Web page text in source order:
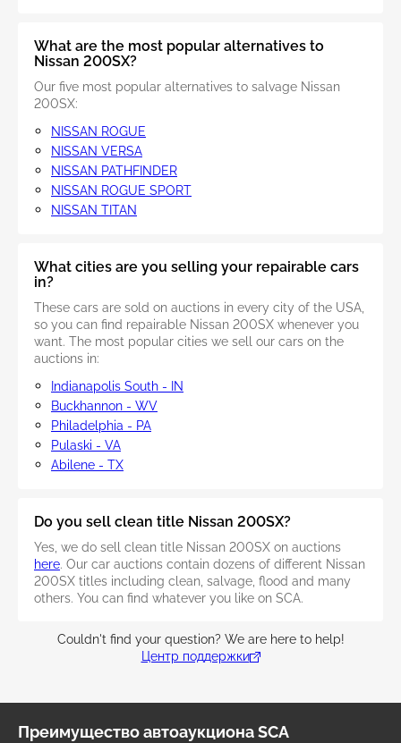
What are the most popular alternatives to
Nissan 200SX?
Our five most popular alternatives to salvage Nissan
200SX:
NISSAN ROGUE
NISSAN VERSA
NISSAN PATHFINDER
NISSAN ROGUE SPORT
NISSAN TITAN
What cities are you selling your repairable cars
in?
These cars are sold on auctions in every city of the USA,
so you can find repairable Nissan 200SX whenever you
want. The most popular cities we sell our cars on the
auctions in:
Indianapolis South - IN
Buckhannon - WV
Philadelphia - PA
Pulaski - VA
Abilene - TX
Do you sell clean title Nissan 200SX?
Yes, we do sell clean title Nissan 200SX on auctions
here. Our car auctions contain dozens of different Nissan
200SX titles including clean, salvage, flood and many
others. You can find whatever you like on SCA.
Couldn't find your question? We are here to help!
Центр поддержки
Преимущество автоаукциона SCA